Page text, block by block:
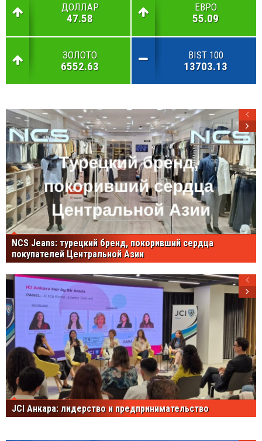
ДОЛЛАР
47.58
ЕВРО
55.09
ЗОЛОТО
6552.63
BIST 100
13703.13
NCS Jeans: турецкий бренд, покоривший сердца
покупателей Центральной Азии
JCI Анкара: лидерство и предпринимательство